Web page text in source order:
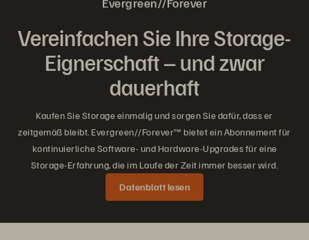
Vereinfachen Sie Ihre Storage-
Eignerschaft – und zwar
dauerhaft
Kaufen Sie Storage einmalig und sorgen Sie dafür, dass er
zeitgemäß bleibt. Evergreen//Forever™ bietet ein Abonnement für
kontinuierliche Software- und Hardware-Upgrades für eine
Storage-Erfahrung, die im Laufe der Zeit immer besser wird.
Datenblatt lesen